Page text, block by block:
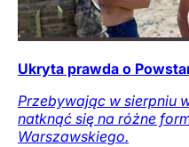
Ukryta prawda o
Przebywając w sierpniu
natknąć się na różne
Warszawskiego.